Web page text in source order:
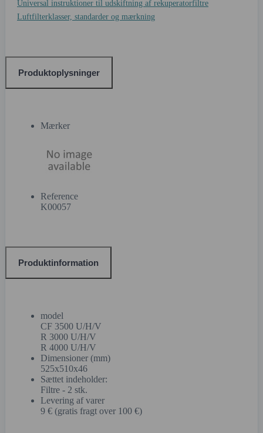
Universal instruktioner til udskiftning af rekuperatorfiltre
Luftfilterklasser, standarder og mærkning
Produktoplysninger
Mærker
Reference
K00057
Produktinformation
model
CF 3500 U/H/V
R 3000 U/H/V
R 4000 U/H/V
Dimensioner (mm)
525x510x46
Sættet indeholder:
Filtre - 2 stk.
Levering af varer
9 € (gratis fragt over 100 €)